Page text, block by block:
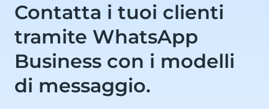
Contatta i tuoi clienti
tramite WhatsApp
Business con i modelli
di messaggio.